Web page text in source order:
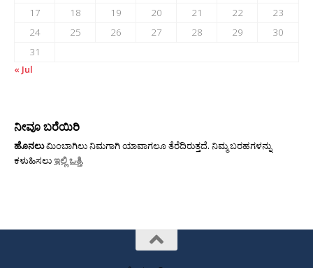
17
18 19 20 21 22
23
24
25 26 27 28 29
30
31
« Jul
ನೀವೂ ಬರೆಯಿರಿ
ಹೊನಲುಮಿಂಬಾಗಿಲು ನಿಮಗಾಗಿ ಯಾವಾಗಲೂ ತೆರೆದಿರುತ್ತದೆ. ನಿಮ್ಮ ಬರಹಗಳನ್ನು
ಕಳುಹಿಸಲುಇಲ್ಲಿ ಒತ್ತಿ.